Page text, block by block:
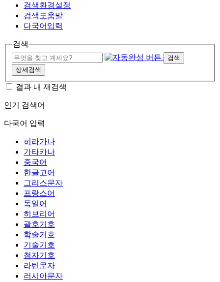
검색환경설정
검색도움말
다국어입력
검색
검색
상세검색
결과 내 재검색
인기 검색어
다국어 입력
히라가나
가타카나
중국어
한글고어
그리스문자
프랑스어
독일어
히브리어
괄호기호
학술기호
기술기호
첨자기호
라틴문자
러시아문자